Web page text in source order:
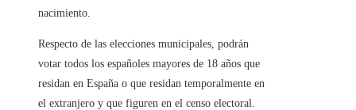
nacimiento.
Respecto de las elecciones municipales, podrán
votar todos los españoles mayores de 18 años que
residan en España o que residan temporalmente en
el extranjero y que figuren en el censo electoral.